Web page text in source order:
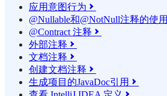
应用意图行为 
@Nullable和@NotNull注释的使用
@Contract 注释 
外部注释 
文档注释 
创建文档注释 
生成项目的JavaDoc引用 